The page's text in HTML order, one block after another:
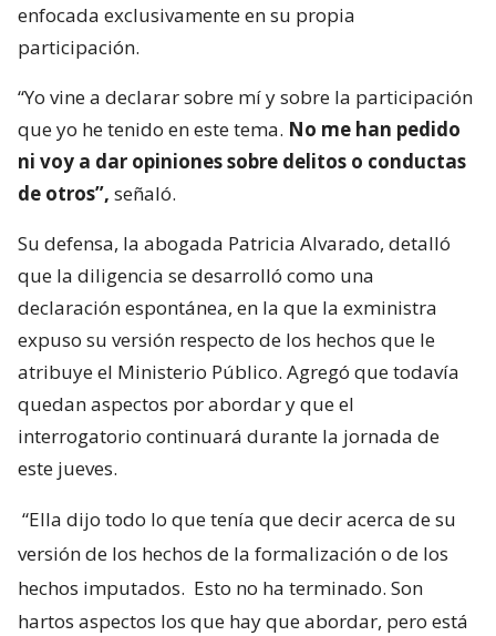
enfocada exclusivamente en su propia
participación.
“Yo vine a declarar sobre mí y sobre la participación
que yo he tenido en este tema. No me han pedido
ni voy a dar opiniones sobre delitos o conductas
de otros”, señaló.
Su defensa, la abogada Patricia Alvarado, detalló
que la diligencia se desarrolló como una
declaración espontánea, en la que la exministra
expuso su versión respecto de los hechos que le
atribuye el Ministerio Público. Agregó que todavía
quedan aspectos por abordar y que el
interrogatorio continuará durante la jornada de
este jueves.
“Ella dijo todo lo que tenía que decir acerca de su
versión de los hechos de la formalización o de los
hechos imputados. Esto no ha terminado. Son
hartos aspectos los que hay que abordar, pero está